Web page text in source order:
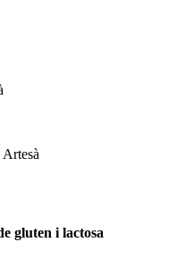
gluten i lactosa